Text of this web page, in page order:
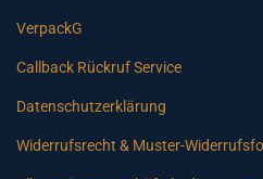
VerpackG
Callback Rückruf Service
Datenschutzerklärung
Widerrufsrecht & Muster-